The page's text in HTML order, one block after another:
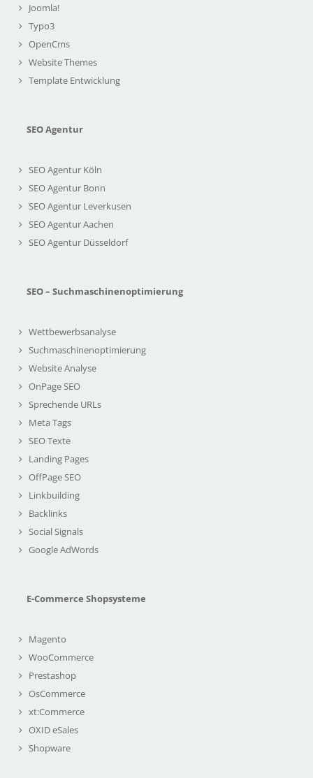
Joomla!
Typo3
OpenCms
Website Themes
Template Entwicklung
SEO Agentur
SEO Agentur Köln
SEO Agentur Bonn
SEO Agentur Leverkusen
SEO Agentur Aachen
SEO Agentur Düsseldorf
SEO – Suchmaschinenoptimierung
Wettbewerbsanalyse
Suchmaschinenoptimierung
Website Analyse
OnPage SEO
Sprechende URLs
Meta Tags
SEO Texte
Landing Pages
OffPage SEO
Linkbuilding
Backlinks
Social Signals
Google AdWords
E-Commerce Shopsysteme
Magento
WooCommerce
Prestashop
OsCommerce
xt:Commerce
OXID eSales
Shopware